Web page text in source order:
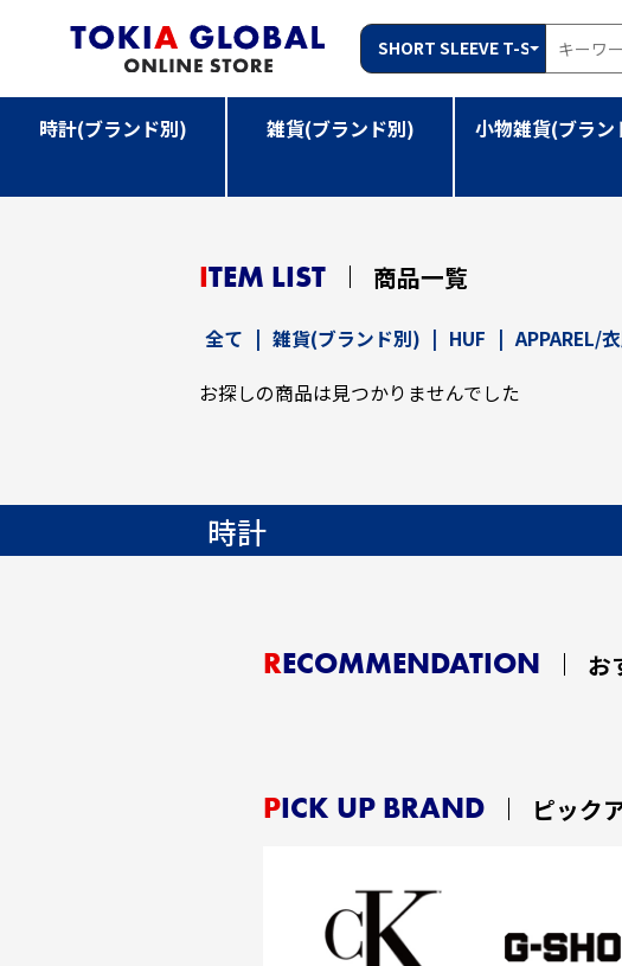
時計(ブランド別) 雑貨(ブランド別) 小物雑貨(ブラン
ITEM LIST 商品一覧
全て | 雑貨(ブランド別) | HUF | APPAREL/
お探しの商品は見つかりませんでした
時計
RECOMMENDATION お
PICK UP BRAND ピック